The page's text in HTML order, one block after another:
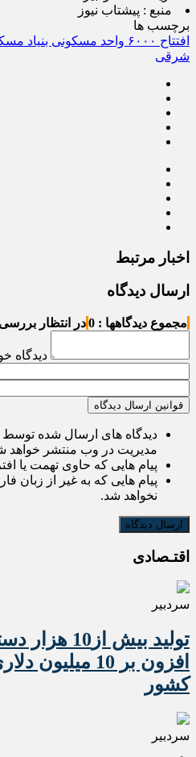
منبع : پیشتاب نیوز
برچسب ها
افتتاح ۶۰۰۰ واحد مسکونی
شرقی
اخبار مرتبط
ارسال دیدگاه
مجموع دیدگاهها : 0 در انتظار بررسی
دیدگاه
قوانین ارسال دیدگاه
دیدگاه های ارسال شده توسط
مدیریت در وب منتشر خواهد
پیام هایی که حاوی تهمت یا
پیام هایی که به غیر از زبان
نخواهد شد.
اقتـصادی
سردبیر
تولید بیش
افزون بر 10
کشور
سردبیر